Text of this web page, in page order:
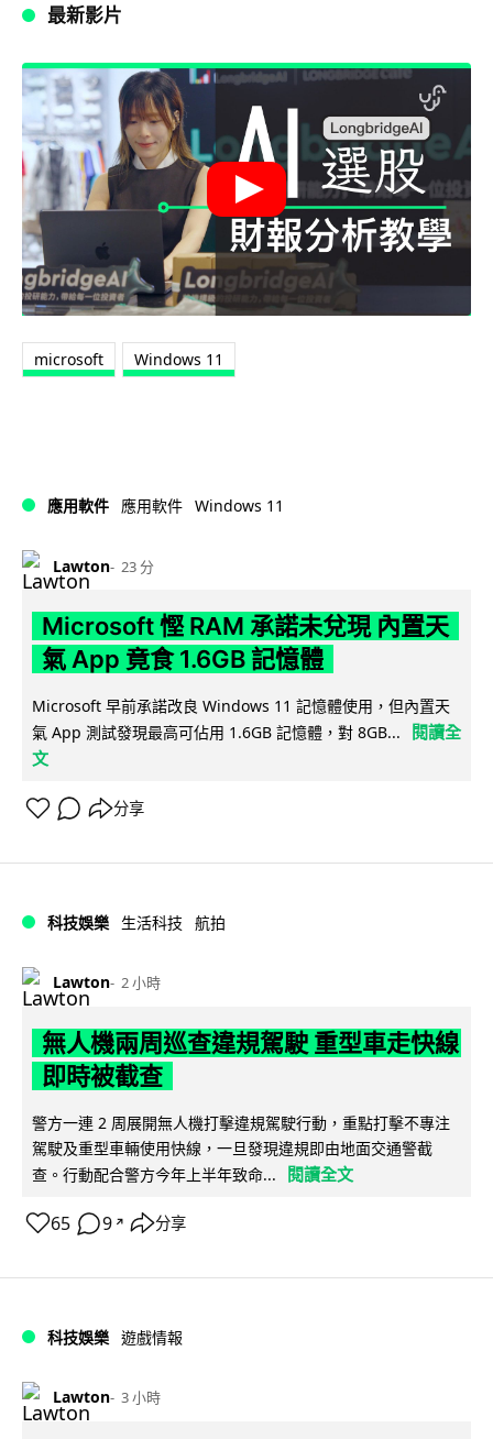
最新影片
microsoft Windows 11
應用軟件 應用軟件 Windows 11
Lawton 23 分
Microsoft 慳 RAM 承諾未兌現 內置天
氣 App 竟食 1.6GB 記憶體
Microsoft 早前承諾改良 Windows 11 記憶體使用，但內置天
氣 App 測試發現最高可佔用 1.6GB 記憶體，對 8GB...
閱讀全
文
分享
科技娛樂 生活科技 航拍
Lawton 2 小時
無人機兩周巡查違規駕駛 重型車走快線
即時被截查
警方一連 2 周展開無人機打擊違規駕駛行動，重點打擊不專注
駕駛及重型車輛使用快線，一旦發現違規即由地面交通警截
查。行動配合警方今年上半年致命...
閱讀全文
65 9 ↗ 分享
科技娛樂 遊戲情報
Lawton 3 小時